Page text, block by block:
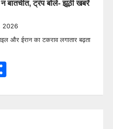
न बातचीत, ट्रंप बोले- झूठी खबरें
2026
और ईरान का टकराव लगातार बढ़ता